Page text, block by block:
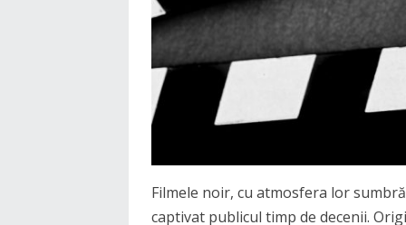
Filmele noir, cu atmosfera lor
captivat publicul timp de decenii.